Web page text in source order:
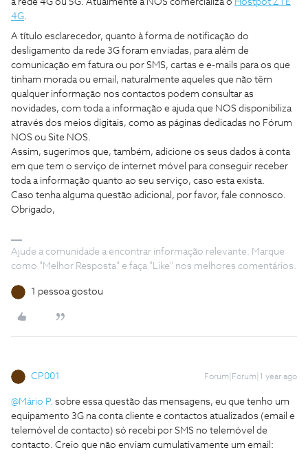
a rede 4G ou 5G. Atualmente a NOS comercializa o Hostpot ZTE
4G.
A título esclarecedor, quanto à forma de notificação do
desligamento da rede 3G foram enviadas, para além de
comunicação em fatura ou por SMS, cartas e e-mails para os que
tinham morada ou email, naturalmente aqueles que não têm
qualquer informação nos contactos podem consultar as
novidades, com toda a informação e ajuda que NOS disponibiliza
através dos meios digitais, como as páginas dedicadas no Fórum
NOS ou Site NOS.
Assim, sugerimos que, também, adicione os seus dados à conta
em que tem o serviço de internet móvel para conseguir receber
toda a informação quanto ao seu serviço, caso esta exista.
Caso tenha alguma questão adicional, por favor, fale connosco.
Obrigado,
Ajude a comunidade a encontrar informação relevante. Marque
como "Melhor Resposta" e faça "Like" nos melhores comentários.
1 pessoa gostou
CP001 Forum|Forum|1 year ago
@Mário P. sobre essa questão das mensagens, eu que tenho um
equipamento 3G na conta cliente e contactos atualizados (email e
telemóvel de contacto) só recebi por SMS no telemóvel de
contacto. Creio que não enviam cumulativamente um email: